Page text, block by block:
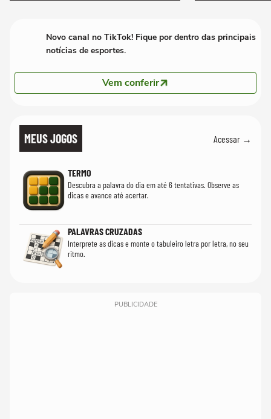
Novo canal no TikTok! Fique por dentro das principais
notícias de esportes.
Vem conferir
MEUS JOGOS Acessar →
TERMO
Descubra a palavra do dia em até 6 tentativas. Observe as
dicas e avance até acertar.
PALAVRAS CRUZADAS
Interprete as dicas e monte o tabuleiro letra por letra, no seu
ritmo.
PUBLICIDADE